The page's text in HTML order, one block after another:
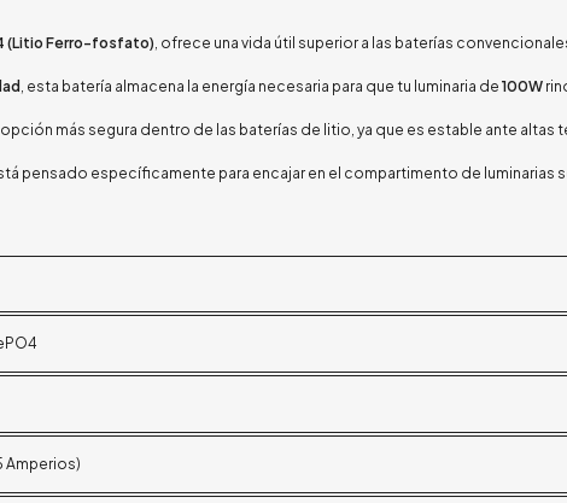
(Litio Ferro-fosfato) , ofrece una vida útil superior a las baterías
, esta batería almacena la energía necesaria para que tu luminaria de 100W
más segura dentro de las baterías de litio, ya que es estable ante altas
pensado específicamente para encajar en el compartimento de luminarias
Amperios)